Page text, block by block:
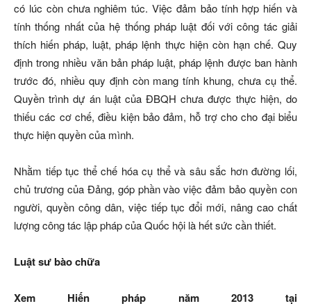
có lúc còn chưa nghiêm túc. Việc đảm bảo tính hợp hiến và
tính thống nhất của hệ thống pháp luật đối với công tác giải
thích hiến pháp, luật, pháp lệnh thực hiện còn hạn chế. Quy
định trong nhiều văn bản pháp luật, pháp lệnh được ban hành
trước đó, nhiều quy định còn mang tính khung, chưa cụ thể.
Quyền trình dự án luật của ĐBQH chưa được thực hiện, do
thiếu các cơ chế, điều kiện bảo đảm, hỗ trợ cho cho đại biểu
thực hiện quyền của mình.
Nhằm tiếp tục thể chế hóa cụ thể và sâu sắc hơn đường lối,
chủ trương của Đảng, góp phần vào việc đảm bảo quyền con
người, quyền công dân, việc tiếp tục đổi mới, nâng cao chất
lượng công tác lập pháp của Quốc hội là hết sức cần thiết.
Luật sư bào chữa
Xem Hiến pháp năm 2013 tại